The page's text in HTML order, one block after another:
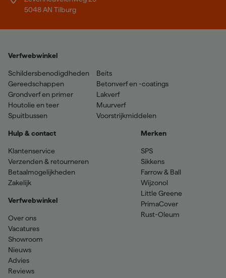
5048 AN Tilburg
Verfwebwinkel
Schildersbenodigdheden
Gereedschappen
Grondverf en primer
Houtolie en teer
Spuitbussen
Beits
Betonverf en -coatings
Lakverf
Muurverf
Voorstrijkmiddelen
Hulp & contact
Klantenservice
Verzenden & retourneren
Betaalmogelijkheden
Zakelijk
Verfwebwinkel
Over ons
Vacatures
Showroom
Nieuws
Advies
Reviews
Merken
SPS
Sikkens
Farrow & Ball
Wijzonol
Little Greene
PrimaCover
Rust-Oleum